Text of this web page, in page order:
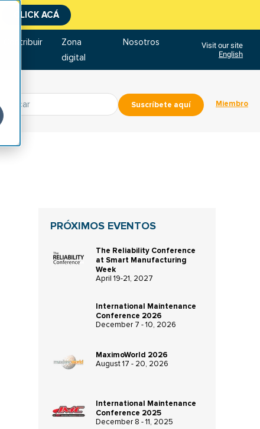
CLICK ACÁ
Contribuir
Zona
digital
Nosotros
Visit our site
English
Suscríbete aquí Miembro
PRÓXIMOS EVENTOS
The Reliability Conference
at Smart Manufacturing
Week
April 19-21, 2027
International Maintenance
Conference 2026
December 7 - 10, 2026
MaximoWorld 2026
August 17 - 20, 2026
International Maintenance
Conference 2025
December 8 - 11, 2025